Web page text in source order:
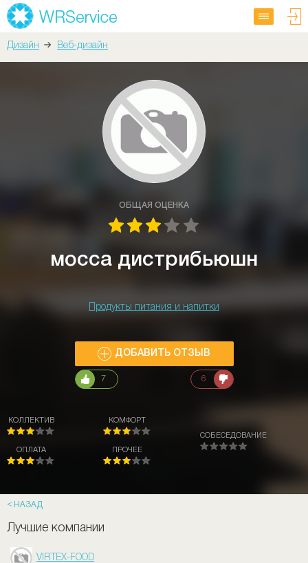
Дизайн Веб-дизайн
ОБЩАЯ ОЦЕНКА
мосса дистрибьюшн
Продукты питания и напитки
ДОБАВИТЬ ОТЗЫВ
7 6
КОЛЛЕКТИВ
ОПЛАТА
КОМФОРТ
ПРОЧЕЕ
СОБЕСЕДОВАНИЕ
НАЗАД
Лучшие компании
VIRTEX-FOOD